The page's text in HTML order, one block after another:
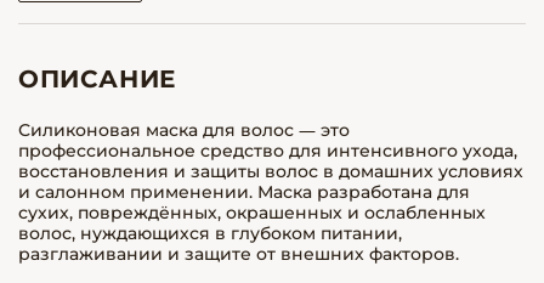
ОПИСАНИЕ
Силиконовая маска для волос — это
профессиональное средство для интенсивного ухода,
восстановления и защиты волос в домашних условиях
и салонном применении. Маска разработана для
сухих, повреждённых, окрашенных и ослабленных
волос, нуждающихся в глубоком питании,
разглаживании и защите от внешних факторов.